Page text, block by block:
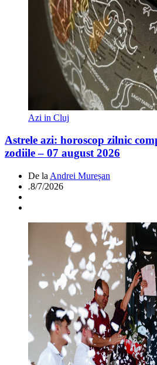
Azi in Cluj
Astrele azi: horoscop zilnic
zodiile – 07 august 2026
De la Andrei Mureșan
.8/7/2026